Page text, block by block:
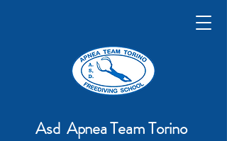
Asd Apnea Team Torino